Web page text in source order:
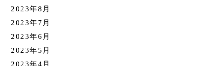
2023年8月
2023年7月
2023年6月
2023年5月
2023年4月